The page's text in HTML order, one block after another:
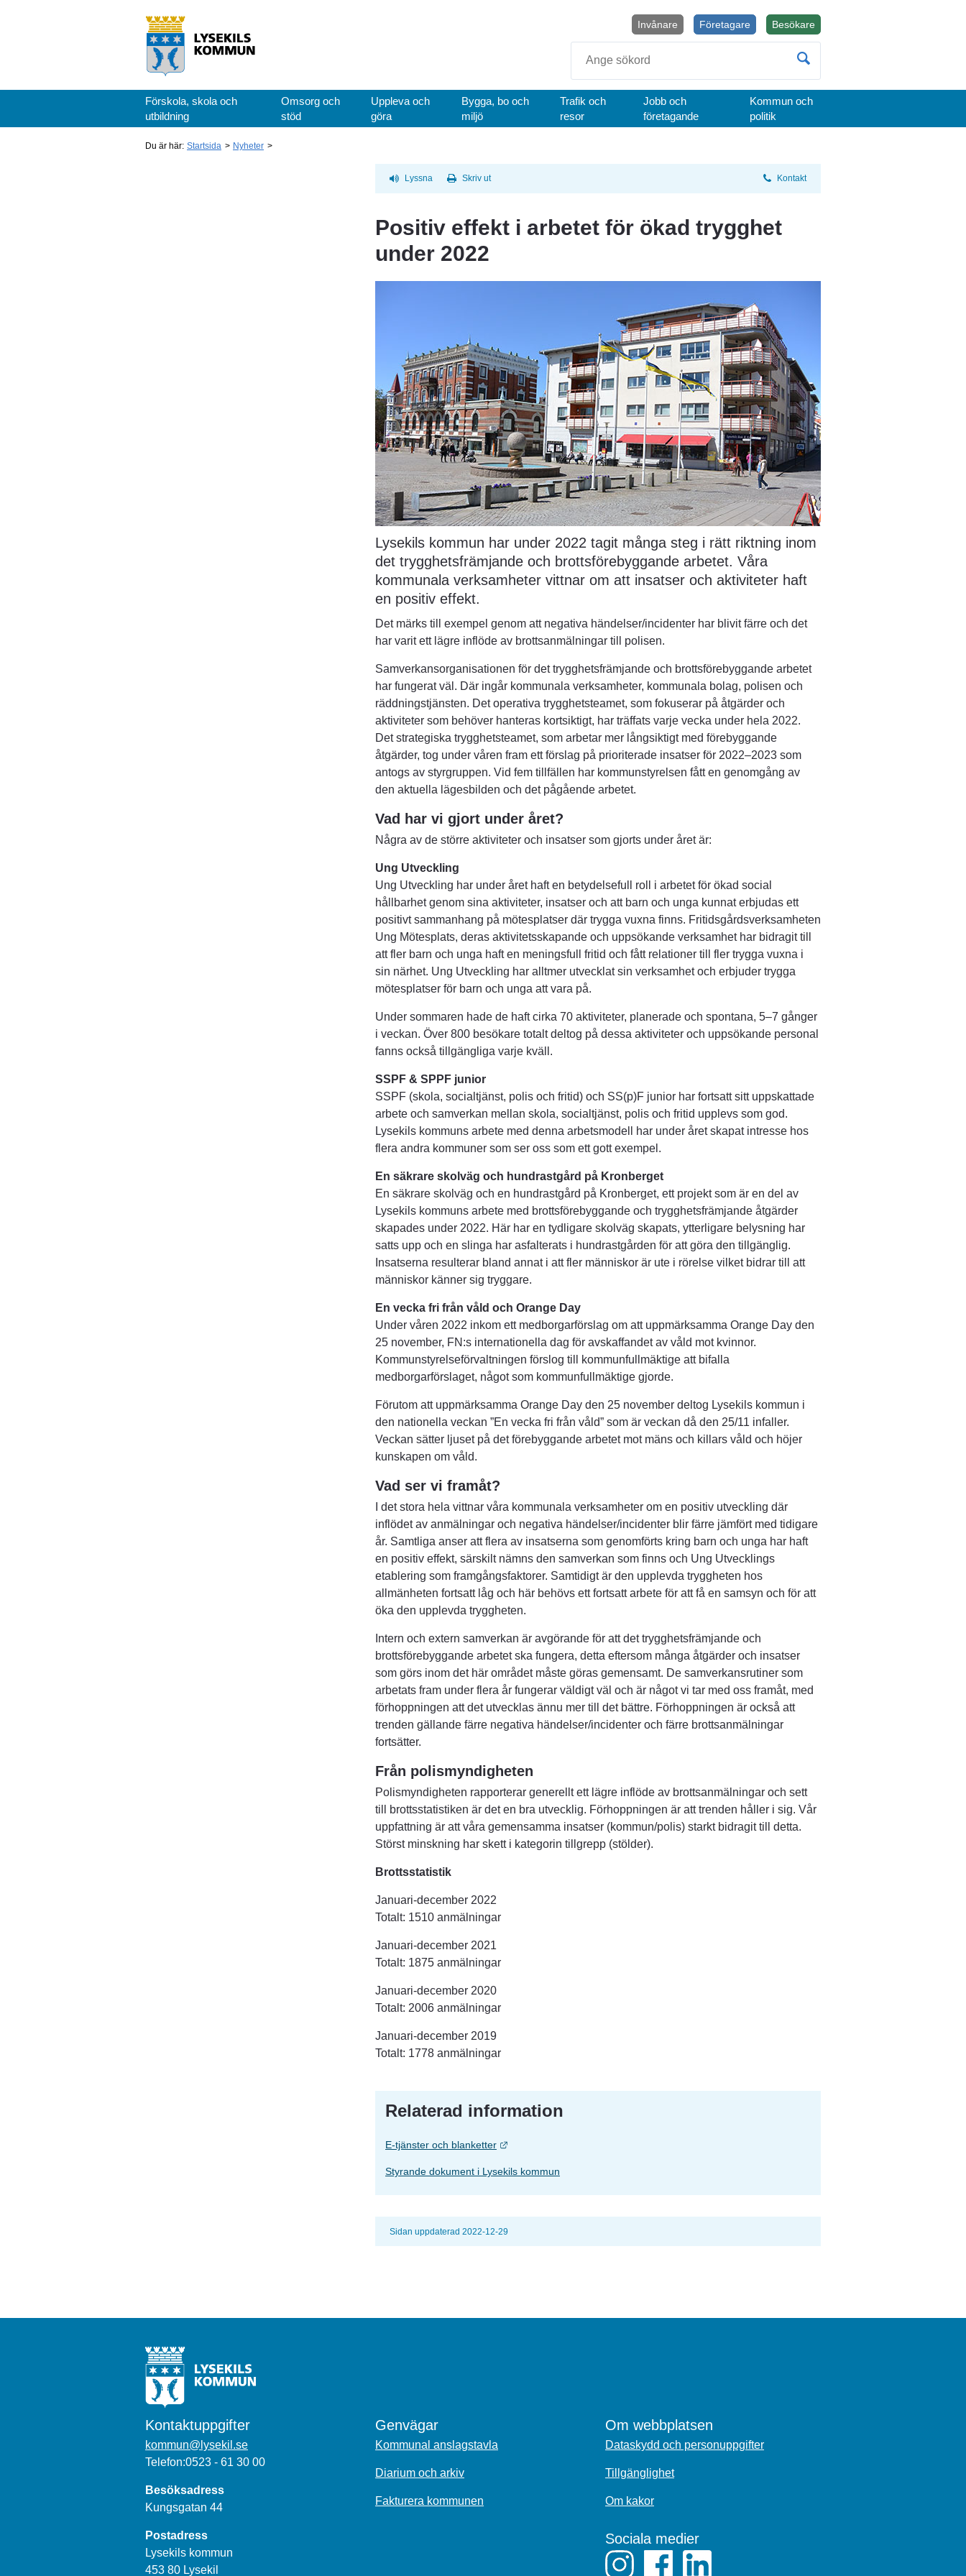
BesökareÖppnas i nytt fönster.
Företagare
Invånare
Förskola, skola och
utbildning
Omsorg och
stöd
Uppleva och
göra
Bygga, bo och
miljö
Trafik och
resor
Jobb och
företagande
Kommun och
politik
Du är här: Startsida Nyheter
Lyssna Skriv ut Kontakt
Positiv effekt i arbetet för ökad trygghet
under 2022
Lysekils kommun har under 2022 tagit många steg i rätt riktning inom
det trygghetsfrämjande och brottsförebyggande arbetet. Våra
kommunala verksamheter vittnar om att insatser och aktiviteter haft
en positiv effekt.
Det märks till exempel genom att negativa händelser/incidenter har blivit färre och det
har varit ett lägre inflöde av brottsanmälningar till polisen.
Samverkansorganisationen för det trygghetsfrämjande och brottsförebyggande arbetet
har fungerat väl. Där ingår kommunala verksamheter, kommunala bolag, polisen och
räddningstjänsten. Det operativa trygghetsteamet, som fokuserar på åtgärder och
aktiviteter som behöver hanteras kortsiktigt, har träffats varje vecka under hela 2022.
Det strategiska trygghetsteamet, som arbetar mer långsiktigt med förebyggande
åtgärder, tog under våren fram ett förslag på prioriterade insatser för 2022–2023 som
antogs av styrgruppen. Vid fem tillfällen har kommunstyrelsen fått en genomgång av
den aktuella lägesbilden och det pågående arbetet.
Vad har vi gjort under året?
Några av de större aktiviteter och insatser som gjorts under året är:
Ung Utveckling
Ung Utveckling har under året haft en betydelsefull roll i arbetet för ökad social
hållbarhet genom sina aktiviteter, insatser och att barn och unga kunnat erbjudas ett
positivt sammanhang på mötesplatser där trygga vuxna finns. Fritidsgårdsverksamheten
Ung Mötesplats, deras aktivitetsskapande och uppsökande verksamhet har bidragit till
att fler barn och unga haft en meningsfull fritid och fått relationer till fler trygga vuxna i
sin närhet. Ung Utveckling har alltmer utvecklat sin verksamhet och erbjuder trygga
mötesplatser för barn och unga att vara på.
Under sommaren hade de haft cirka 70 aktiviteter, planerade och spontana, 5–7 gånger
i veckan. Över 800 besökare totalt deltog på dessa aktiviteter och uppsökande personal
fanns också tillgängliga varje kväll.
SSPF & SPPF junior
SSPF (skola, socialtjänst, polis och fritid) och SS(p)F junior har fortsatt sitt uppskattade
arbete och samverkan mellan skola, socialtjänst, polis och fritid upplevs som god.
Lysekils kommuns arbete med denna arbetsmodell har under året skapat intresse hos
flera andra kommuner som ser oss som ett gott exempel.
En säkrare skolväg och hundrastgård på Kronberget
En säkrare skolväg och en hundrastgård på Kronberget, ett projekt som är en del av
Lysekils kommuns arbete med brottsförebyggande och trygghetsfrämjande åtgärder
skapades under 2022. Här har en tydligare skolväg skapats, ytterligare belysning har
satts upp och en slinga har asfalterats i hundrastgården för att göra den tillgänglig.
Insatserna resulterar bland annat i att fler människor är ute i rörelse vilket bidrar till att
människor känner sig tryggare.
En vecka fri från våld och Orange Day
Under våren 2022 inkom ett medborgarförslag om att uppmärksamma Orange Day den
25 november, FN:s internationella dag för avskaffandet av våld mot kvinnor.
Kommunstyrelseförvaltningen förslog till kommunfullmäktige att bifalla
medborgarförslaget, något som kommunfullmäktige gjorde.
Förutom att uppmärksamma Orange Day den 25 november deltog Lysekils kommun i
den nationella veckan ”En vecka fri från våld” som är veckan då den 25/11 infaller.
Veckan sätter ljuset på det förebyggande arbetet mot mäns och killars våld och höjer
kunskapen om våld.
Vad ser vi framåt?
I det stora hela vittnar våra kommunala verksamheter om en positiv utveckling där
inflödet av anmälningar och negativa händelser/incidenter blir färre jämfört med tidigare
år. Samtliga anser att flera av insatserna som genomförts kring barn och unga har haft
en positiv effekt, särskilt nämns den samverkan som finns och Ung Utvecklings
etablering som framgångsfaktorer. Samtidigt är den upplevda tryggheten hos
allmänheten fortsatt låg och här behövs ett fortsatt arbete för att få en samsyn och för att
öka den upplevda tryggheten.
Intern och extern samverkan är avgörande för att det trygghetsfrämjande och
brottsförebyggande arbetet ska fungera, detta eftersom många åtgärder och insatser
som görs inom det här området måste göras gemensamt. De samverkansrutiner som
arbetats fram under flera år fungerar väldigt väl och är något vi tar med oss framåt, med
förhoppningen att det utvecklas ännu mer till det bättre. Förhoppningen är också att
trenden gällande färre negativa händelser/incidenter och färre brottsanmälningar
fortsätter.
Från polismyndigheten
Polismyndigheten rapporterar generellt ett lägre inflöde av brottsanmälningar och sett
till brottsstatistiken är det en bra utvecklig. Förhoppningen är att trenden håller i sig. Vår
uppfattning är att våra gemensamma insatser (kommun/polis) starkt bidragit till detta.
Störst minskning har skett i kategorin tillgrepp (stölder).
Brottsstatistik
Januari-december 2022
Totalt: 1510 anmälningar
Januari-december 2021
Totalt: 1875 anmälningar
Januari-december 2020
Totalt: 2006 anmälningar
Januari-december 2019
Totalt: 1778 anmälningar
Relaterad information
E-tjänster och blanketter Länk till annan webbplats.
Styrande dokument i Lysekils kommun
Sidan uppdaterad 2022-12-29
Kontaktuppgifter
kommun@lysekil.se
Telefon:0523 - 61 30 00
Besöksadress
Kungsgatan 44
Postadress
Lysekils kommun
453 80 Lysekil
Genvägar
Kommunal anslagstavla
Diarium och arkiv
Fakturera kommunen
Om webbplatsen
Dataskydd och personuppgifter
Tillgänglighet
Om kakor
Sociala medier